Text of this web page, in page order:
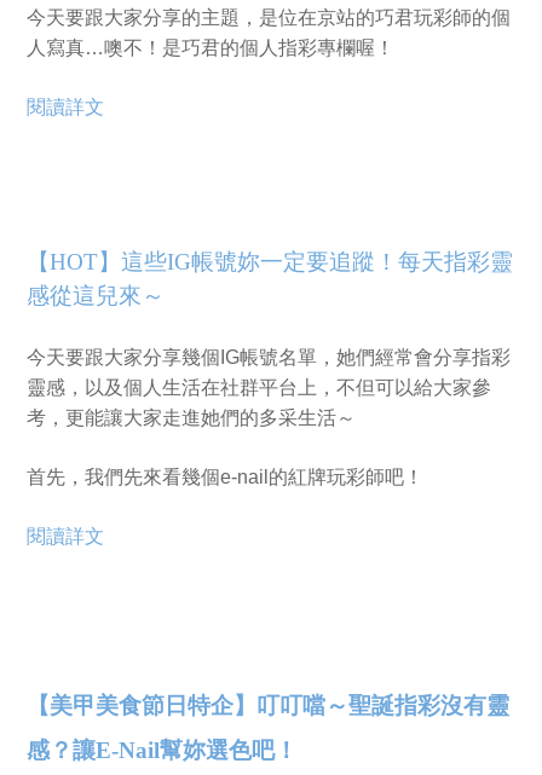
今天要跟大家分享的主題，是位在京站的巧君玩彩師的個
人寫真…噢不！是巧君的個人指彩專欄喔！
閱讀詳文
【HOT】這些IG帳號妳一定要追蹤！每天指彩靈
感從這兒來～
今天要跟大家分享幾個IG帳號名單，她們經常會分享指彩
靈感，以及個人生活在社群平台上，不但可以給大家參
考，更能讓大家走進她們的多采生活～
首先，我們先來看幾個e-nail的紅牌玩彩師吧！
閱讀詳文
【美甲美食節日特企】叮叮噹～聖誕指彩沒有靈
感？讓E-Nail幫妳選色吧！